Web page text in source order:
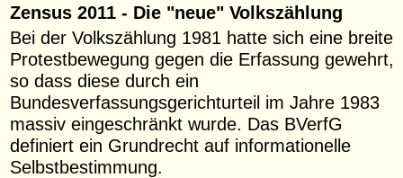
Zensus 2011 - Die "neue" Volkszählung
Bei der Volkszählung 1981 hatte sich eine breite
Protestbewegung gegen die Erfassung gewehrt,
so dass diese durch ein
Bundesverfassungsgerichturteil im Jahre 1983
massiv eingeschränkt wurde. Das BVerfG
definiert ein Grundrecht auf informationelle
Selbstbestimmung.